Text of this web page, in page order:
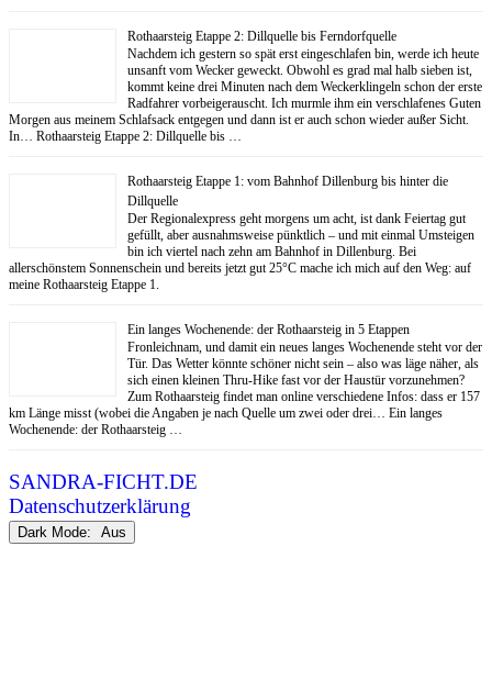
Rothaarsteig Etappe 2: Dillquelle bis Ferndorfquelle
Nachdem ich gestern so spät erst eingeschlafen bin, werde ich heute
unsanft vom Wecker geweckt. Obwohl es grad mal halb sieben ist,
kommt keine drei Minuten nach dem Weckerklingeln schon der erste
Radfahrer vorbeigerauscht. Ich murmle ihm ein verschlafenes Guten
Morgen aus meinem Schlafsack entgegen und dann ist er auch schon wieder außer Sicht.
In… Rothaarsteig Etappe 2: Dillquelle bis …
Rothaarsteig Etappe 1: vom Bahnhof Dillenburg bis hinter die
Dillquelle
Der Regionalexpress geht morgens um acht, ist dank Feiertag gut
gefüllt, aber ausnahmsweise pünktlich – und mit einmal Umsteigen
bin ich viertel nach zehn am Bahnhof in Dillenburg. Bei
allerschönstem Sonnenschein und bereits jetzt gut 25°C mache ich mich auf den Weg: auf
meine Rothaarsteig Etappe 1.
Ein langes Wochenende: der Rothaarsteig in 5 Etappen
Fronleichnam, und damit ein neues langes Wochenende steht vor der
Tür. Das Wetter könnte schöner nicht sein – also was läge näher, als
sich einen kleinen Thru-Hike fast vor der Haustür vorzunehmen?
Zum Rothaarsteig findet man online verschiedene Infos: dass er 157
km Länge misst (wobei die Angaben je nach Quelle um zwei oder drei… Ein langes
Wochenende: der Rothaarsteig …
SANDRA-FICHT.DE
Datenschutzerklärung
Dark Mode: